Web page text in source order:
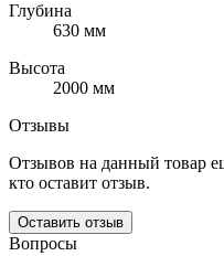
Глубина
630 мм
Высота
2000 мм
Отзывы
Отзывов на данный товар
кто оставит отзыв.
Оставить отзыв
Вопросы